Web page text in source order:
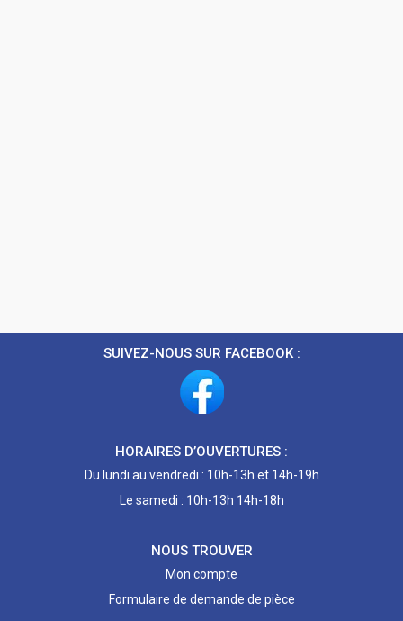
SUIVEZ-NOUS SUR FACEBOOK :
HORAIRES D’OUVERTURES :
Du lundi au vendredi : 10h-13h et 14h-19h
Le samedi : 10h-13h 14h-18h
NOUS TROUVER
Mon compte
Formulaire de demande de pièce